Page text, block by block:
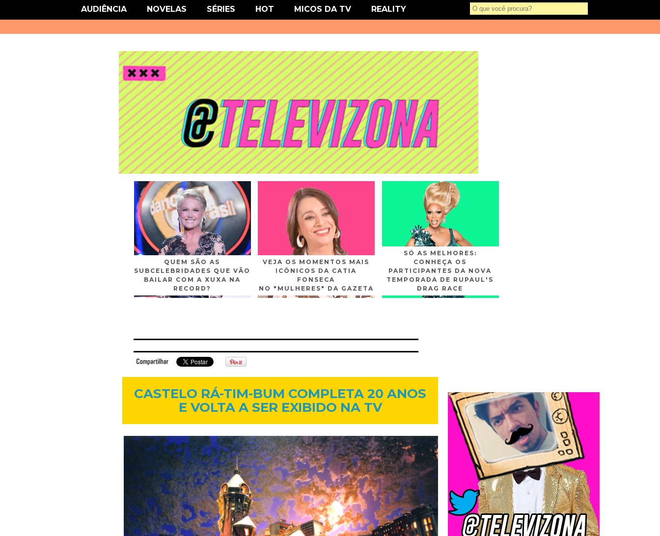
link href='http://fonts.googleapis.com/css?family=Roboto' rel='stylesheet' type='text/css'/>
QUEM SÃO AS
SUBCELEBRIDADES QUE VÃO
BAILAR COM A XUXA NA
RECORD?
VEJA OS MOMENTOS MAIS
ICÔNICOS DA CATIA
FONSECA
NO "MULHERES" DA GAZETA
SÓ AS MELHORES:
CONHEÇA OS
PARTICIPANTES DA NOVA
TEMPORADA DE RUPAUL'S
DRAG RACE
AUDIÊNCIA NOVELAS SÉRIES HOT MICOS DA TV REALITY
CASTELO RÁ-TIM-BUM COMPLETA 20 ANOS
E VOLTA A SER EXIBIDO NA TV